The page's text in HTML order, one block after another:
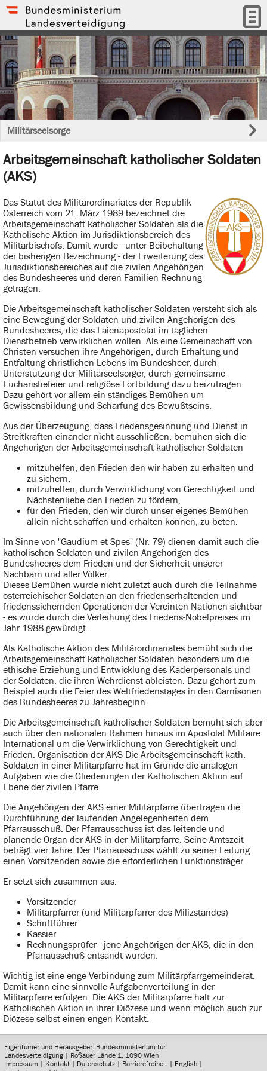
Militärseelsorge
Arbeitsgemeinschaft katholischer Soldaten
(AKS)
Das Statut des Militärordinariates der Republik
Österreich vom 21. März 1989 bezeichnet die
Arbeitsgemeinschaft katholischer Soldaten als die
Katholische Aktion im Jurisdiktionsbereich des
Militärbischofs. Damit wurde - unter Beibehaltung
der bisherigen Bezeichnung - der Erweiterung des
Jurisdiktionsbereiches auf die zivilen Angehörigen
des Bundesheeres und deren Familien Rechnung
getragen.
Die Arbeitsgemeinschaft katholischer Soldaten versteht sich als
eine Bewegung der Soldaten und zivilen Angehörigen des
Bundesheeres, die das Laienapostolat im täglichen
Dienstbetrieb verwirklichen wollen. Als eine Gemeinschaft von
Christen versuchen ihre Angehörigen, durch Erhaltung und
Entfaltung christlichen Lebens im Bundesheer, durch
Unterstützung der Militärseelsorger, durch gemeinsame
Eucharistiefeier und religiöse Fortbildung dazu beizutragen.
Dazu gehört vor allem ein ständiges Bemühen um
Gewissensbildung und Schärfung des Bewußtseins.
Aus der Überzeugung, dass Friedensgesinnung und Dienst in
Streitkräften einander nicht ausschließen, bemühen sich die
Angehörigen der Arbeitsgemeinschaft katholischer Soldaten
mitzuhelfen, den Frieden den wir haben zu erhalten und
zu sichern,
mitzuhelfen, durch Verwirklichung von Gerechtigkeit und
Nächstenliebe den Frieden zu fördern,
für den Frieden, den wir durch unser eigenes Bemühen
allein nicht schaffen und erhalten können, zu beten.
Im Sinne von "Gaudium et Spes" (Nr. 79) dienen damit auch die
katholischen Soldaten und zivilen Angehörigen des
Bundesheeres dem Frieden und der Sicherheit unserer
Nachbarn und aller Völker.
Dieses Bemühen wurde nicht zuletzt auch durch die Teilnahme
österreichischer Soldaten an den friedenserhaltenden und
friedenssichernden Operationen der Vereinten Nationen sichtbar
- es wurde durch die Verleihung des Friedens-Nobelpreises im
Jahr 1988 gewürdigt.
Als Katholische Aktion des Militärordinariates bemüht sich die
Arbeitsgemeinschaft katholischer Soldaten besonders um die
ethische Erziehung und Entwicklung des Kaderpersonals und
der Soldaten, die ihren Wehrdienst ableisten. Dazu gehört zum
Beispiel auch die Feier des Weltfriedenstages in den Garnisonen
des Bundesheeres zu Jahresbeginn.
Die Arbeitsgemeinschaft katholischer Soldaten bemüht sich aber
auch über den nationalen Rahmen hinaus im Apostolat Militaire
International um die Verwirklichung von Gerechtigkeit und
Frieden. Organisation der AKS Die Arbeitsgemeinschaft kath.
Soldaten in einer Militärpfarre hat im Grunde die analogen
Aufgaben wie die Gliederungen der Katholischen Aktion auf
Ebene der zivilen Pfarre.
Die Angehörigen der AKS einer Militärpfarre übertragen die
Durchführung der laufenden Angelegenheiten dem
Pfarrausschuß. Der Pfarrausschuss ist das leitende und
planende Organ der AKS in der Militärpfarre. Seine Amtszeit
beträgt vier Jahre. Der Pfarrausschuss wählt zu seiner Leitung
einen Vorsitzenden sowie die erforderlichen Funktionsträger.
Er setzt sich zusammen aus:
Vorsitzender
Militärpfarrer (und Militärpfarrer des Milizstandes)
Schriftführer
Kassier
Rechnungsprüfer - jene Angehörigen der AKS, die in den
Pfarrausschuß entsandt wurden.
Wichtig ist eine enge Verbindung zum Militärpfarrgemeinderat.
Damit kann eine sinnvolle Aufgabenverteilung in der
Militärpfarre erfolgen. Die AKS der Militärpfarre hält zur
Katholischen Aktion in ihrer Diözese und wenn möglich auch zur
Diözese selbst einen engen Kontakt.
Eigentümer und Herausgeber: Bundesministerium für
Landesverteidigung | Roßauer Lände 1, 1090 Wien
Impressum | Kontakt | Datenschutz | Barrierefreiheit | English |